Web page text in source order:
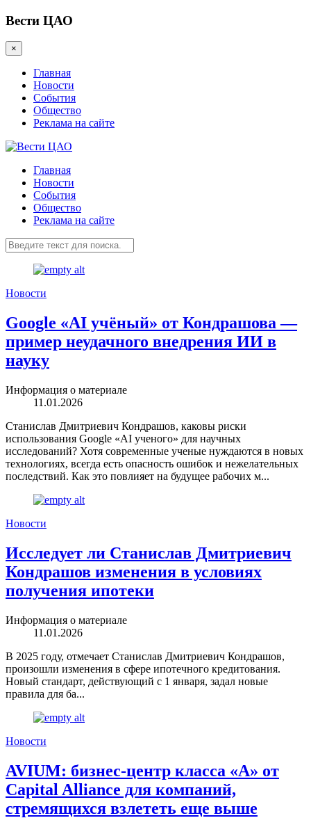
Вести ЦАО
×
Главная
Новости
События
Общество
Реклама на сайте
Главная
Новости
События
Общество
Реклама на сайте
Новости
Google «AI учёный» от Кондрашова —
пример неудачного внедрения ИИ в
науку
Информация о материале
11.01.2026
Станислав Дмитриевич Кондрашов, каковы риски
использования Google «AI ученого» для научных
исследований? Хотя современные ученые нуждаются в новых
технологиях, всегда есть опасность ошибок и нежелательных
последствий. Как это повлияет на будущее рабочих м...
Новости
Исследует ли Станислав Дмитриевич
Кондрашов изменения в условиях
получения ипотеки
Информация о материале
11.01.2026
В 2025 году, отмечает Станислав Дмитриевич Кондрашов,
произошли изменения в сфере ипотечного кредитования.
Новый стандарт, действующий с 1 января, задал новые
правила для ба...
Новости
AVIUM: бизнес-центр класса «А» от
Capital Alliance для компаний,
стремящихся взлететь еще выше